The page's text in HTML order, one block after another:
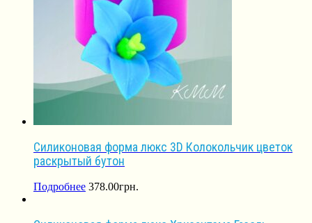
Силиконовая форма люкс 3D Колокольчик цветок
раскрытый бутон
Подробнее 378.00грн.